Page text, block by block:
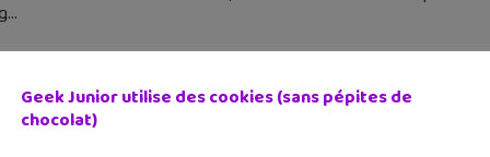
Geek Junior utilise des cookies (sans pépites de
chocolat)